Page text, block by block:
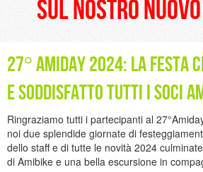
sul nostro
27° Amiday 2024: la festa
e soddisfatto tutti i soci
Ringraziamo tutti i partecipanti al
noi due splendide giornate di
dello staff e di tutte le novità 2024
di Amibike e una bella escursione in